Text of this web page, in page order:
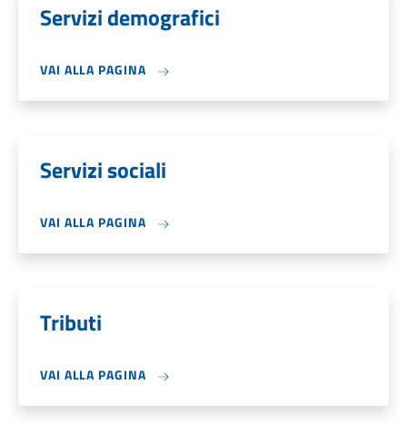
Servizi demografici
VAI ALLA PAGINA
Servizi sociali
VAI ALLA PAGINA
Tributi
VAI ALLA PAGINA